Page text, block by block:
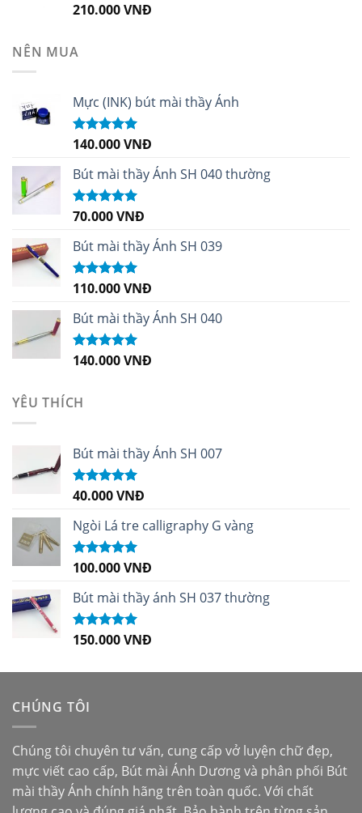
Được xếp
210.000VNĐ
NÊN MUA
Mực (INK) bút mài thầy Ánh
Được xếp
sao
140.000VNĐ
Bút mài thầy Ánh SH 040 thường
Được xếp
sao
70.000VNĐ
Bút mài thầy Ánh SH 039
Được xếp
sao
110.000VNĐ
Bút mài thầy Ánh SH 040
Được xếp
140.000VNĐ
YÊU THÍCH
Bút mài thầy Ánh SH 007
Được xếp
sao
40.000VNĐ
Ngòi Lá tre calligraphy G vàng
Được xếp
sao
100.000VNĐ
Bút mài thầy ánh SH 037 thường
Được xếp
150.000VNĐ
CHÚNG TÔI
Chúng tôi chuyên tư vấn, cung cấp vở luyện chữ đẹp,
mực viết cao cấp, Bút mài Ánh Dươngvà phân phối Bút
mài thầy Ánh chính hãng trên toàn quốc. Với chất